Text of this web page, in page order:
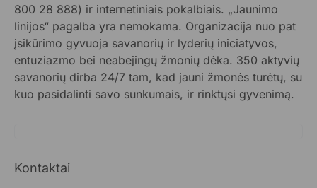
800 28 888) ir internetiniais pokalbiais. „Jaunimo
linijos“ pagalba yra nemokama. Organizacija nuo pat
įsikūrimo gyvuoja savanorių ir lyderių iniciatyvos,
entuziazmo bei neabejingų žmonių dėka. 350 aktyvių
savanorių dirba 24/7 tam, kad jauni žmonės turėtų, su
kuo pasidalinti savo sunkumais, ir rinktųsi gyvenimą.
Kontaktai